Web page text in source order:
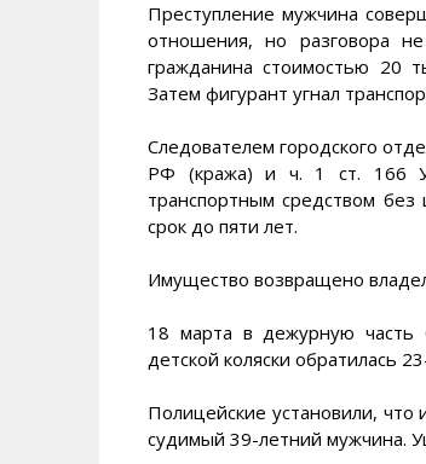
Преступление мужчина
отношения, но разговора
гражданина стоимостью 20
Затем фигурант угнал
Следователем городского
РФ (кража) и ч. 1 ст. 166
транспортным средством
срок до пяти лет.
Имущество возвращено
18 марта в дежурную часть
детской коляски обратилась
Полицейские установили,
судимый 39-летний мужчина.